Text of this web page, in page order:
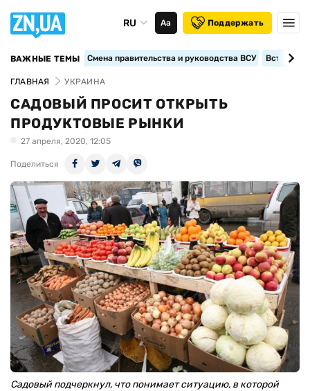
RU Аа Поддержать
ВАЖНЫЕ ТЕМЫ Смена правительства и руководства ВСУ
ГЛАВНАЯ УКРАИНА
САДОВЫЙ ПРОСИТ ОТКРЫТЬ
ПРОДУКТОВЫЕ РЫНКИ
27 апреля, 2020, 12:05
Поделиться
Садовый подчеркнул, что понимает ситуацию, в которой